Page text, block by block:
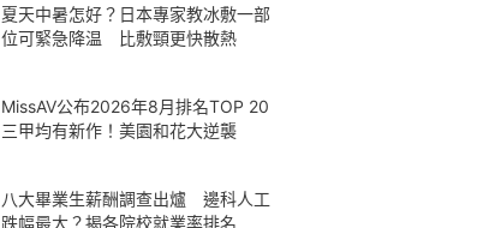
夏天中暑怎好？日本專家教冰敷一部
位可緊急降温 比敷頸更快散熱
MissAV公布2026年8月排名TOP 20
三甲均有新作！美園和花大逆襲
八大畢業生薪酬調查出爐 邊科人工
跌幅最大？揭各院校就業率排名